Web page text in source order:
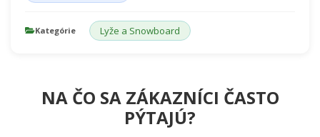
Kategórie Lyže a Snowboard
NA ČO SA ZÁKAZNÍCI ČASTO
PÝTAJÚ?